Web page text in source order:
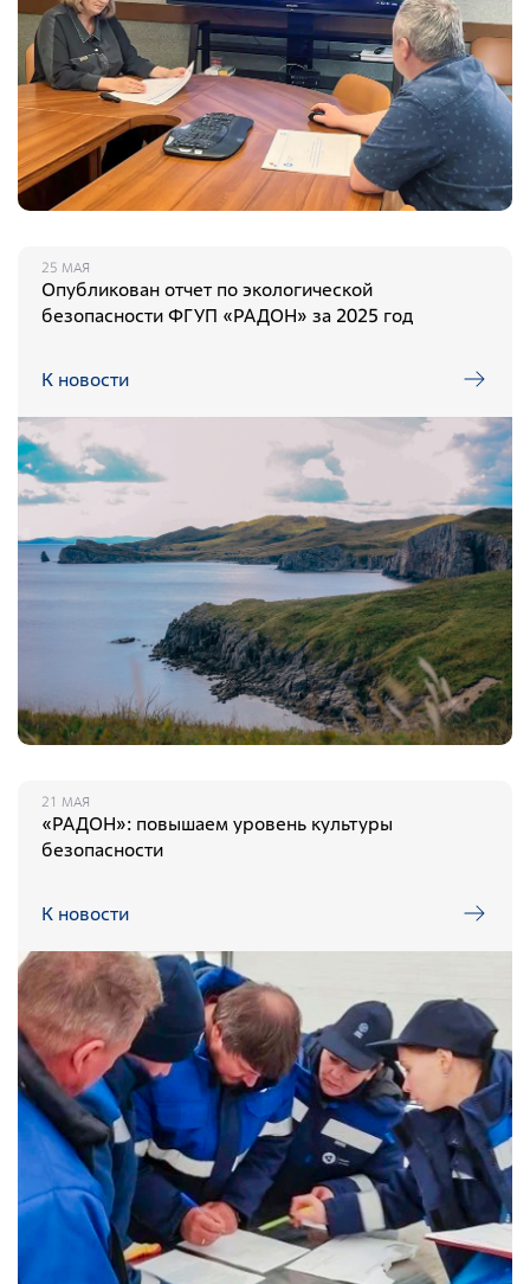
25 МАЯ
Опубликован отчет по экологической
безопасности ФГУП «РАДОН» за 2025 год
К новости
21 МАЯ
«РАДОН»: повышаем уровень культуры
безопасности
К новости